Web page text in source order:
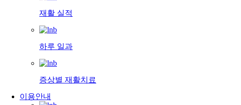
재활 실적
하루 일과
증상별 재활치료
이용안내